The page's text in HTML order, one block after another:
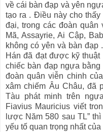
về cái bàn đạp và yên
tạo ra . Điều này cho
đại, trong các đoàn quân
Mã, Assayrie, Ai Cập,
không có yên và bàn
Hán đã đạt được kỹ
chiếc bàn đạp ngựa
đoàn quân viễn chinh
xâm chiếm Âu Châu, đã
Tàu phát minh trên
Fiavius Mauricius viết
lược Năm 580 sau TL”
yếu tố quan trọng nhất của